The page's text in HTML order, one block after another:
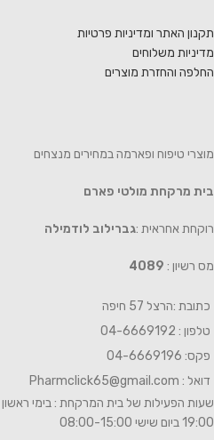
תקנון האתר ומדיניות פרטיות
מדיניות משלוחים
החלפה והחזרת מוצרים
מוצרי טיפוח ופארמה במחירים מנצחים
בית מרקחת מולטי פארם
רוקחת אחראית :גברילוב לודמילה
מס רשיון : 4089
כתובת :הרצל 57 חיפה
טלפון : 04-6669192
פקס: 04-6669196
דואל : Pharmclick65@gmail.com
19:00 ביום שישי 08:00-15:00